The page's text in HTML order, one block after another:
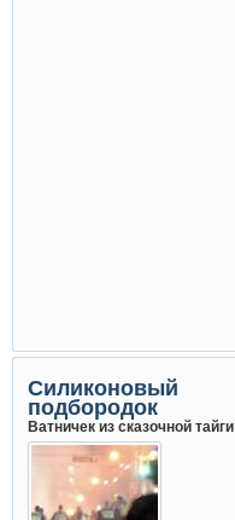
Силиконовый
подбородок
Ватничек из сказочной тайги